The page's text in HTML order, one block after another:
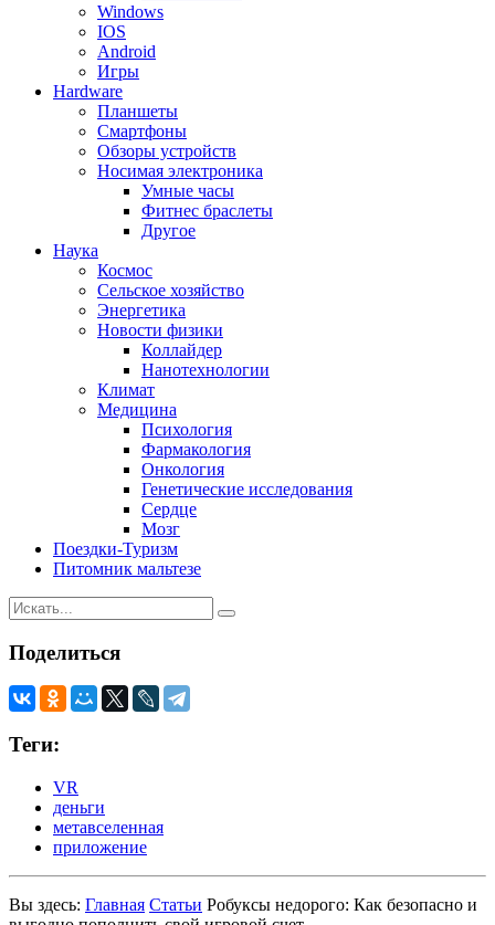
Windows
IOS
Android
Игры
Hardware
Планшеты
Смартфоны
Обзоры устройств
Носимая электроника
Умные часы
Фитнес браслеты
Другое
Наука
Космос
Сельское хозяйство
Энергетика
Новости физики
Коллайдер
Нанотехнологии
Климат
Медицина
Психология
Фармакология
Онкология
Генетические исследования
Сердце
Мозг
Поездки-Туризм
Питомник мальтезе
Поделиться
Теги:
VR
деньги
метавселенная
приложение
Вы здесь: Главная Статьи Робуксы недорого: Как безопасно и